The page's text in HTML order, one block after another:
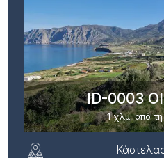
ID-0003
1 χλμ. από